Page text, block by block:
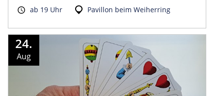
ab 19 Uhr Pavillon beim Weiherring
24.
Aug